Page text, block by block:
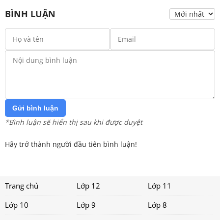
BÌNH LUẬN
Gửi bình luận
*Bình luận sẽ hiển thị sau khi được duyệt
Hãy trở thành người đầu tiên bình luận!
Trang chủ Lớp 12
Lớp 11
Lớp 10
Lớp 9
Lớp 8